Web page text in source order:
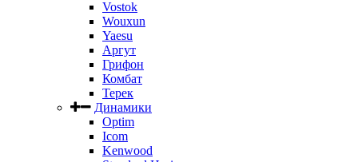
Vostok
Wouxun
Yaesu
Аргут
Грифон
Комбат
Терек
Динамики
Optim
Icom
Kenwood